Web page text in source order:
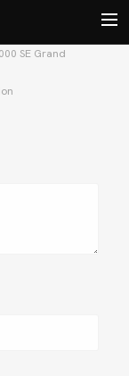
SE Grand